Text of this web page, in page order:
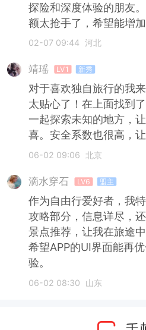
探险和深度体验的朋友
额太抢手了，希望能增
02-07 09:44 河北
靖瑶 LV1 新秀
对于喜欢独自旅行的我
太贴心了！在上面找到
一起探索未知的地方，
喜。安全系数也很高，让
06-02 09:06 北京
滴水穿石 LV6 盟主
作为自由行爱好者，我
攻略部分，信息详尽，
景点推荐，让我在旅途
希望APP的UI界面能再
验。
06-02 08:30 山东